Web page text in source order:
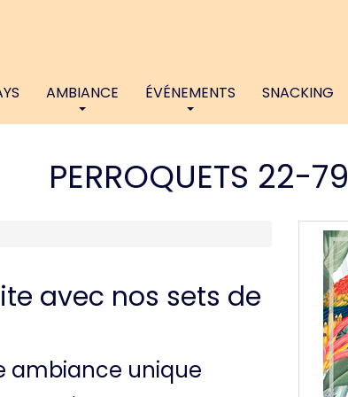
AMBIANCE ÉVÉNEMENTS SNACKING
PERROQUETS 22-79
avec nos sets de
ambiance unique